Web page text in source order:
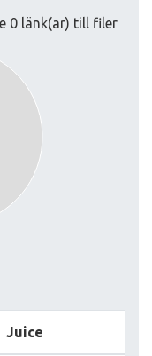
0 länk(ar) till filer
Juice